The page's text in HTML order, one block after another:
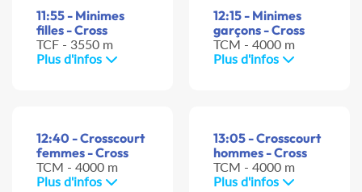
11:55 - Minimes
filles - Cross
TCF - 3550 m
Plus d'infos
12:15 - Minimes
garçons - Cross
TCM - 4000 m
Plus d'infos
12:40 - Crosscourt
femmes - Cross
TCM - 4000 m
Plus d'infos
13:05 - Crosscourt
hommes - Cross
TCM - 4000 m
Plus d'infos